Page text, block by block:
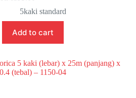
5kaki standard
Add to cart